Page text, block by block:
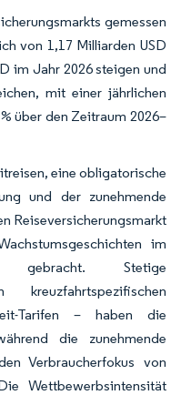
gemessen
von 1,17 Milliarden USD
im Jahr 2026 steigen und
mit einer jährlichen
über den Zeitraum 2026–
eine obligatorische
und der zunehmende
Reiseversicherungsmarkt
im
gebracht. Stetige
Tarifen – haben die
die zunehmende
Verbraucherfokus von
Wettbewerbsintensität